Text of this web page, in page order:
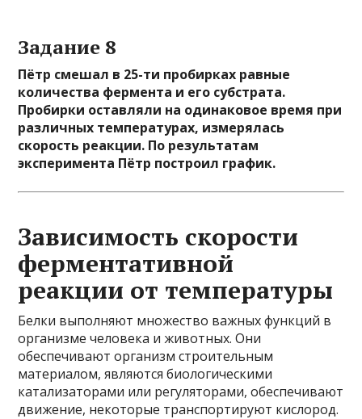
Задание 8
Пётр смешал в 25-ти пробирках равные
количества фермента и его субстрата.
Пробирки оставляли на одинаковое время при
различных температурах, измерялась
скорость реакции. По результатам
эксперимента Пётр построил график.
Зависимость скорости
ферментативной
реакции от температуры
Белки выполняют множество важных функций в
организме человека и животных. Они
обеспечивают организм строительным
материалом, являются биологическими
катализаторами или регуляторами, обеспечивают
движение, некоторые транспортируют кислород.